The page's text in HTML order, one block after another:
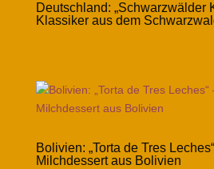
Deutschland: „Schwarzwälder
Klassiker aus dem
Bolivien: „Torta de Tres
Milchdessert aus Bolivien